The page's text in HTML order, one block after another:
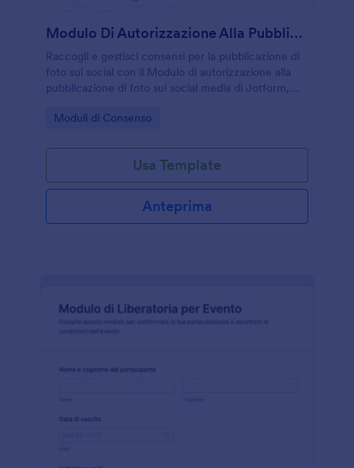
Modulo Di Autorizzazione Alla Pubblicazione Di Foto Sui Social Media
Raccogli e gestisci consensi per la pubblicazione di
foto sui social con il Modulo di autorizzazione alla
pubblicazione di foto sui social media di Jotform,
organizzatori di eventi.
Go to Category:
Moduli di Consenso
Usa Template
Anteprima